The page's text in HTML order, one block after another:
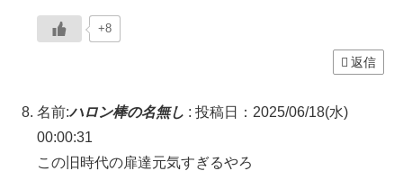
+8
返信
名前:ハロン棒の名無し : 投稿日：2025/06/18(水)
00:00:31
この旧時代の扉達元気すぎるやろ